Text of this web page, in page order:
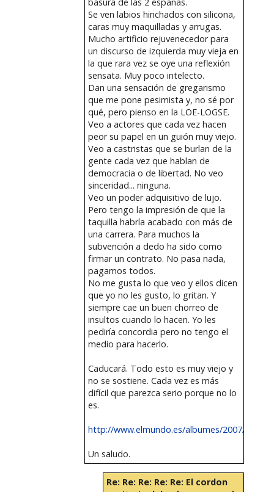
Se ven labios hinchados con silicona,
caras muy maquilladas y arrugas.
Mucho artificio rejuvenecedor para
un discurso de izquierda muy vieja en
la que rara vez se oye una reflexión
sensata. Muy poco intelecto.
Dan una sensación de gregarismo
que me pone pesimista y, no sé por
qué, pero pienso en la LOE-LOGSE.
Veo a actores que cada vez hacen
peor su papel en un guión muy viejo.
Veo a castristas que se burlan de la
gente cada vez que hablan de
democracia o de libertad. No veo
sinceridad... ninguna.
Veo un poder adquisitivo de lujo.
Pero tengo la impresión de que la
taquilla habría acabado con más de
una carrera. Para muchos la
subvención a dedo ha sido como
firmar un contrato. No pasa nada,
pagamos todos.
No me gusta lo que veo y ellos dicen
que yo no les gusto, lo gritan. Y
siempre cae un buen chorreo de
insultos cuando lo hacen. Yo les
pediría concordia pero no tengo el
medio para hacerlo.
Caducará. Todo esto es muy viejo y
no se sostiene. Cada vez es más
difícil que parezca serio porque no lo
es.
http://www.elmundo.es/albumes/2007/0...eta/
Un saludo.
Re: Re: Re: Re: Re: El cordon